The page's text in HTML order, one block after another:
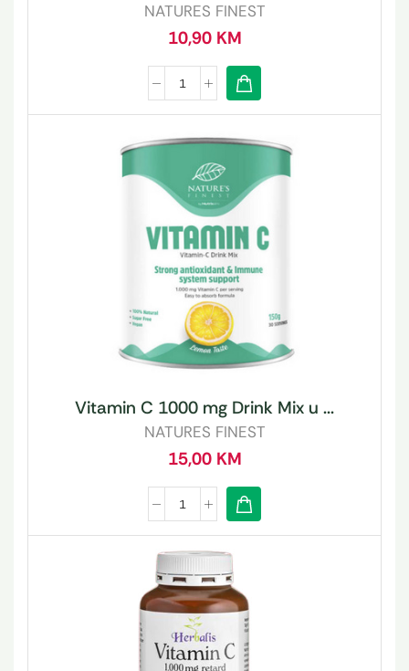
NATURES FINEST
10,90 KM
Vitamin C 1000 mg Drink Mix u ...
NATURES FINEST
15,00 KM